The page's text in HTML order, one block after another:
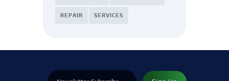
REPAIR SERVICES